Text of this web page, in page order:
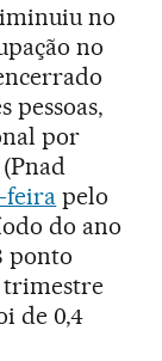
no
no
pessoas,
por
feira pelo
do ano
ponto
trimestre
de 0,4